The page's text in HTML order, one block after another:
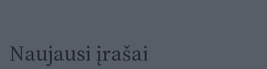
Naujausi įrašai